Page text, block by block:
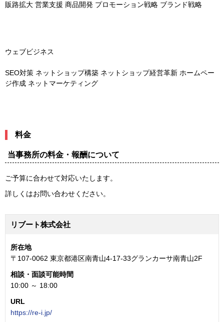
販路拡大 営業支援 商品開発 プロモーション戦略 ブランド戦略
ウェブビジネス
SEO対策 ネットショップ構築 ネットショップ経営革新 ホームペー
ジ作成 ネットマーケティング
料金
当事務所の料金・報酬について
ご予算に合わせて対応いたします。
詳しくはお問い合わせください。
リブート株式会社
所在地
〒107-0062 東京都港区南青山4-17-33グランカーサ南青山2F
相談・面談可能時間
10:00 ～ 18:00
URL
https://re-i.jp/